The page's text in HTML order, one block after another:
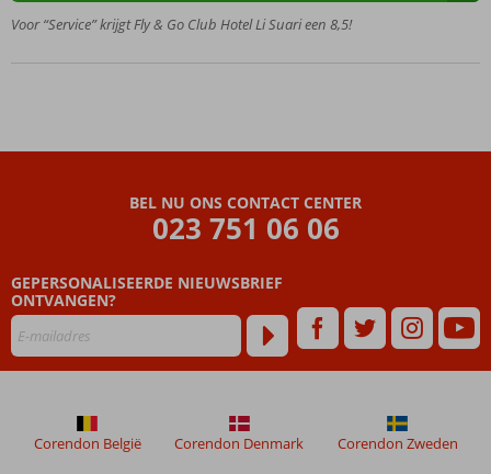
zwembad
bungalows
Voor “Service” krijgt Fly & Go Club Hotel Li Suari een 8,5!
BEL NU ONS CONTACT CENTER
023 751 06 06
GEPERSONALISEERDE NIEUWSBRIEF
ONTVANGEN?
Corendon België Corendon Denmark Corendon Zweden